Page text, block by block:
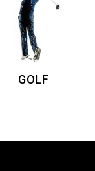
GOLF